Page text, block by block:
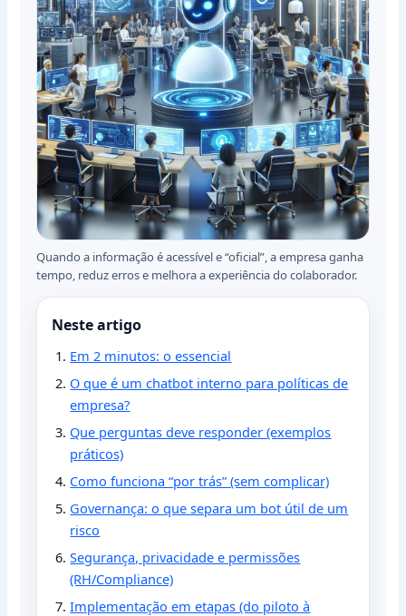
Quando a informação é acessível e “oficial”, a empresa ganha
tempo, reduz erros e melhora a experiência do colaborador.
Neste artigo
Em 2 minutos: o essencial
O que é um chatbot interno para políticas de
empresa?
Que perguntas deve responder (exemplos
práticos)
Como funciona “por trás” (sem complicar)
Governança: o que separa um bot útil de um
risco
Segurança, privacidade e permissões
(RH/Compliance)
Implementação em etapas (do piloto à